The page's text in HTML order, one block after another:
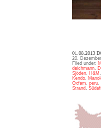
01.08.2013
20.
Filed under:
deichmann
Sjöden
H&M
Kendo
Oxfam
peru
Strand